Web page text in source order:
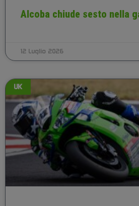
Alcoba chiude sesto nella
12 Luglio 2026
UK